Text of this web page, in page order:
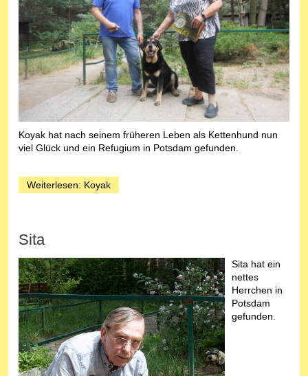
Koyak hat nach seinem früheren Leben als Kettenhund nun
viel Glück und ein Refugium in Potsdam gefunden.
Weiterlesen: Koyak
Sita
Sita hat ein
nettes
Herrchen in
Potsdam
gefunden.